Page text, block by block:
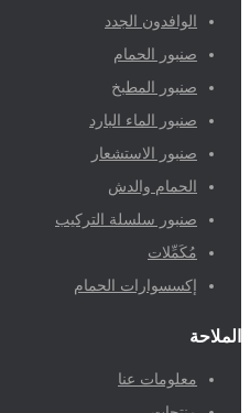
الوافدون الجدد
صنبور الحمام
صنبور المطبخ
صنبور الماء البارد
صنبور الاستشعار
الحمام والدش
صنبور سلسلة التركيب
مُكَمِّلات
إكسسوارات الحمام
الملاحة
معلومات عنا